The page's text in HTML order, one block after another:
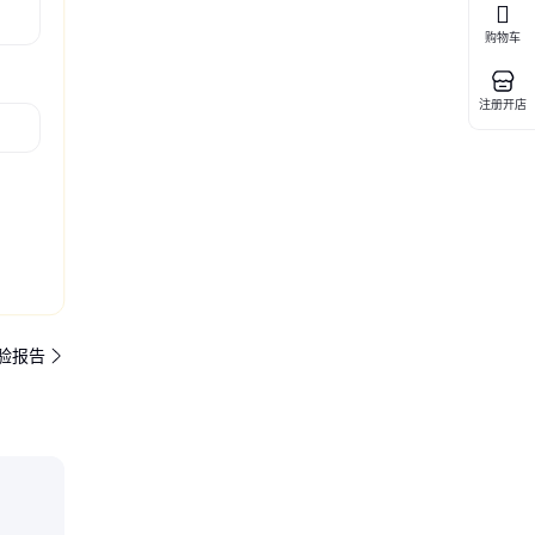
报告
购物车
注册开店